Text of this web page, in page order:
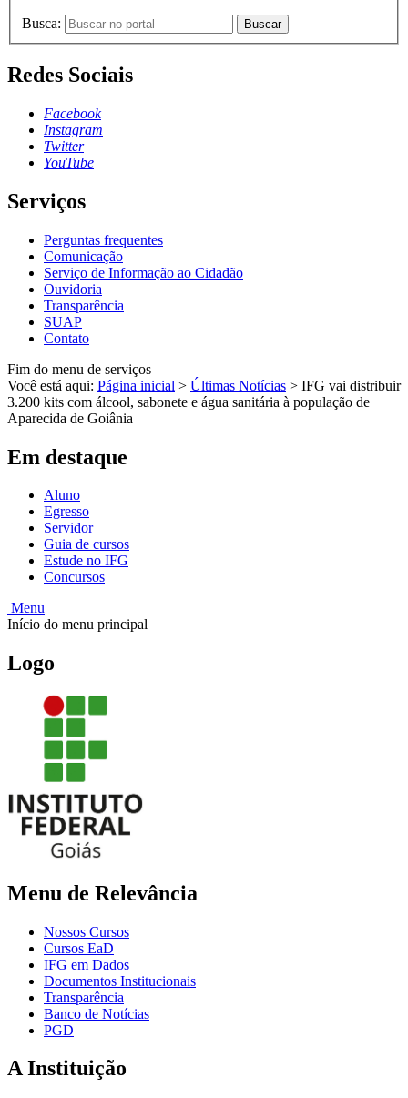
Busca: Buscar
Redes Sociais
Facebook
Instagram
Twitter
YouTube
Serviços
Perguntas frequentes
Comunicação
Serviço de Informação ao Cidadão
Ouvidoria
Transparência
SUAP
Contato
Fim do menu de serviços
Você está aqui: Página inicial > Últimas Notícias > IFG vai distribuir
3.200 kits com álcool, sabonete e água sanitária à população de
Aparecida de Goiânia
Em destaque
Aluno
Egresso
Servidor
Guia de cursos
Estude no IFG
Concursos
Menu
Início do menu principal
Logo
Menu de Relevância
Nossos Cursos
Cursos EaD
IFG em Dados
Documentos Institucionais
Transparência
Banco de Notícias
PGD
A Instituição